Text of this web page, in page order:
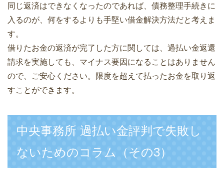
同じ返済はできなくなったのであれば、債務整理手続きに
入るのが、何をするよりも手堅い借金解決方法だと考えま
す。
借りたお金の返済が完了した方に関しては、過払い金返還
請求を実施しても、マイナス要因になることはありません
ので、ご安心ください。限度を超えて払ったお金を取り返
すことができます。
中央事務所 過払い金評判で失敗し
ないためのコラム（その3）